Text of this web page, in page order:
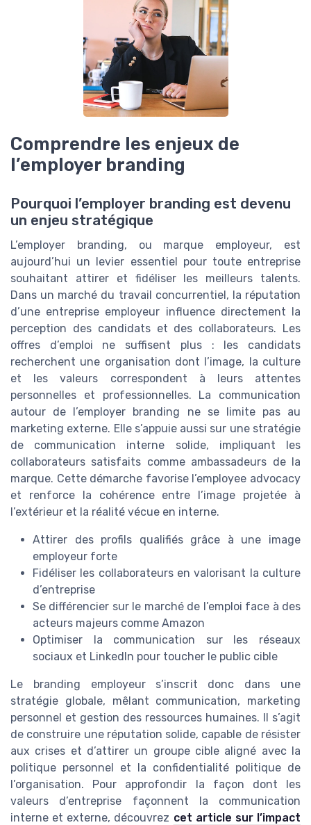
Comprendre les enjeux de
l’employer branding
Pourquoi l’employer branding est devenu
un enjeu stratégique
L’employer branding, ou marque employeur, est
aujourd’hui un levier essentiel pour toute entreprise
souhaitant attirer et fidéliser les meilleurs talents.
Dans un marché du travail concurrentiel, la réputation
d’une entreprise employeur influence directement la
perception des candidats et des collaborateurs. Les
offres d’emploi ne suffisent plus : les candidats
recherchent une organisation dont l’image, la culture
et les valeurs correspondent à leurs attentes
personnelles et professionnelles. La communication
autour de l’employer branding ne se limite pas au
marketing externe. Elle s’appuie aussi sur une stratégie
de communication interne solide, impliquant les
collaborateurs satisfaits comme ambassadeurs de la
marque. Cette démarche favorise l’employee advocacy
et renforce la cohérence entre l’image projetée à
l’extérieur et la réalité vécue en interne.
Attirer des profils qualifiés grâce à une image
employeur forte
Fidéliser les collaborateurs en valorisant la culture
d’entreprise
Se différencier sur le marché de l’emploi face à des
acteurs majeurs comme Amazon
Optimiser la communication sur les réseaux
sociaux et LinkedIn pour toucher le public cible
Le branding employeur s’inscrit donc dans une
stratégie globale, mêlant communication, marketing
personnel et gestion des ressources humaines. Il s’agit
de construire une réputation solide, capable de résister
aux crises et d’attirer un groupe cible aligné avec la
politique personnel et la confidentialité politique de
l’organisation. Pour approfondir la façon dont les
valeurs d’entreprise façonnent la communication
interne et externe, découvrez cet article sur l’impact